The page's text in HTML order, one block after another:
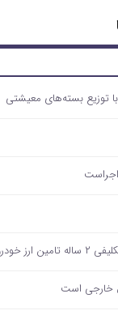
خارجی است